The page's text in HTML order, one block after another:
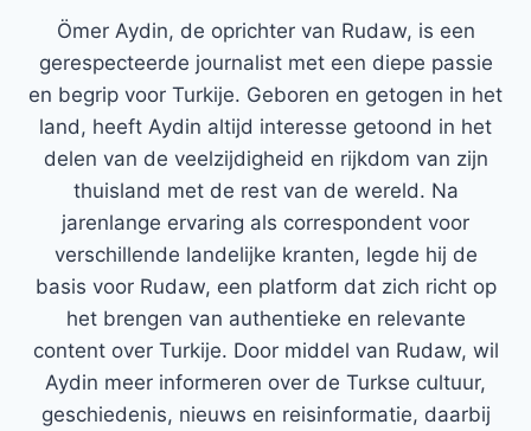
Ömer Aydin, de oprichter van Rudaw, is een
gerespecteerde journalist met een diepe passie
en begrip voor Turkije. Geboren en getogen in het
land, heeft Aydin altijd interesse getoond in het
delen van de veelzijdigheid en rijkdom van zijn
thuisland met de rest van de wereld. Na
jarenlange ervaring als correspondent voor
verschillende landelijke kranten, legde hij de
basis voor Rudaw, een platform dat zich richt op
het brengen van authentieke en relevante
content over Turkije. Door middel van Rudaw, wil
Aydin meer informeren over de Turkse cultuur,
geschiedenis, nieuws en reisinformatie, daarbij